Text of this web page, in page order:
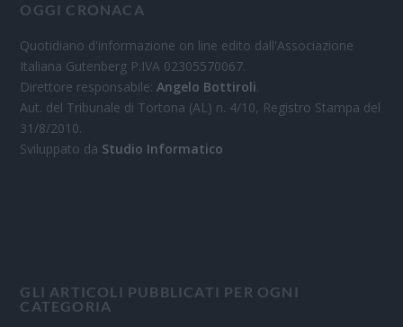
OGGI CRONACA
Quotidiano d'informazione on line edito dall'Associazione
Italiana Gutenberg P.IVA 02305570067.
Direttore responsabile:Angelo Bottiroli.
Aut. del Tribunale di Tortona (AL) n. 4/10, Registro Stampa del
31/8/2010.
Sviluppato da Studio Informatico
GLI ARTICOLI PUBBLICATI PER OGNI
CATEGORIA